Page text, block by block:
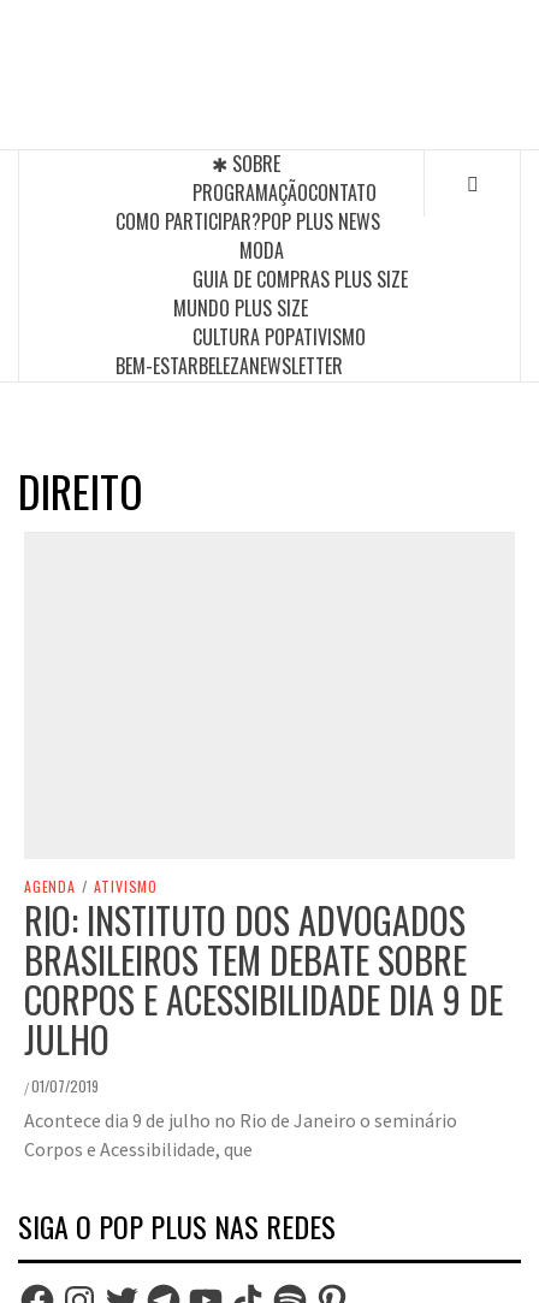
✱ SOBRE
PROGRAMAÇÃOCONTATO
COMO PARTICIPAR?POP PLUS NEWS
MODA
GUIA DE COMPRAS PLUS SIZE
MUNDO PLUS SIZE
CULTURA POPATIVISMO
BEM-ESTARBELEZANEWSLETTER
DIREITO
AGENDA / ATIVISMO
RIO: INSTITUTO DOS ADVOGADOS
BRASILEIROS TEM DEBATE SOBRE
CORPOS E ACESSIBILIDADE DIA 9 DE
JULHO
/01/07/2019
Acontece dia 9 de julho no Rio de Janeiro o seminário
Corpos e Acessibilidade, que
SIGA O POP PLUS NAS REDES
FacebookInstagram
TwitterTelegramYouTubeTikTokSpotifyPinterest